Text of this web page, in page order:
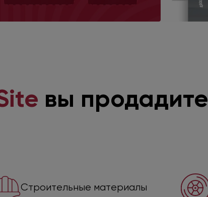
вы продадите
Строительные материалы